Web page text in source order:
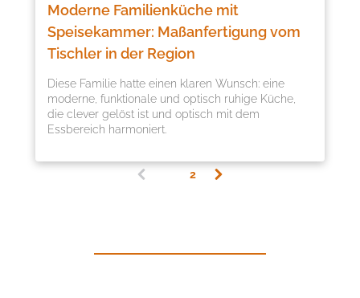
Moderne Familienküche mit
Speisekammer: Maßanfertigung vom
Tischler in der Region
Diese Familie hatte einen klaren Wunsch: eine
moderne, funktionale und optisch ruhige Küche,
die clever gelöst ist und optisch mit dem
Essbereich harmoniert.
n
2